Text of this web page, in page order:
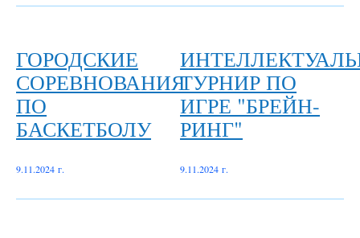
ГОРОДСКИЕ
СОРЕВНОВАНИЯ
ПО
БАСКЕТБОЛУ
9.11.2024 г.
ТУРНИР ПО
ИГРЕ "БРЕЙН-
РИНГ"
9.11.2024 г.